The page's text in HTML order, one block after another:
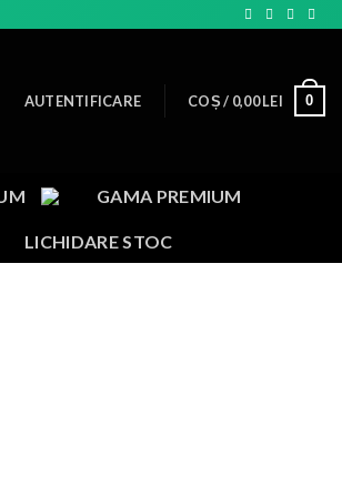
AUTENTIFICARE COȘ / 0,00LEI 0
GAMA PREMIUM
LICHIDARE STOC